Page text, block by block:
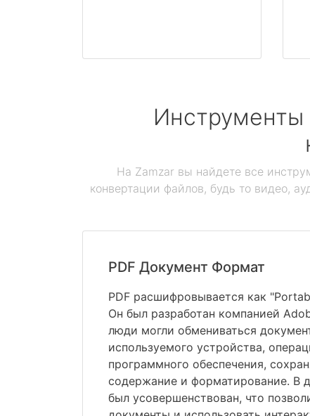
Инструменты
На Zamzar вы найдете все
конвертации файлов, будь то видео,
PDF Документ Формат
PDF расшифровывается как
Он был разработан компанией
люди могли обмениваться
используемого устройства,
программного обеспечения,
содержание и форматирование. В
был усовершенствован, что